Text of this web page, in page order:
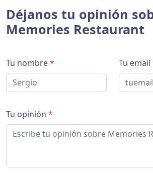
Déjanos tu opinión
Memories Restaurant
Tu nombre* Tu email
Tu opinión *